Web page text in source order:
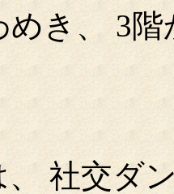
めき、 3
社交ダ